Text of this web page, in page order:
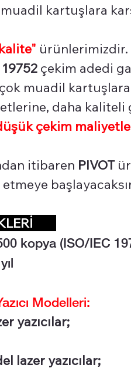
kartuşlara
kalite" ürünlerimizdir.
çekim adedi
muadil
daha
çekim
itibaren PIVOT
etmeye
00 kopya (ISO/IEC
Modelleri:
yazıcılar;
lazer yazıcılar;